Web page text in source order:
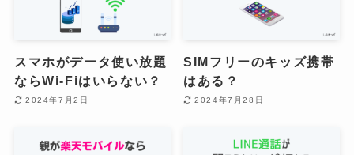
スマホがデータ使い放題
ならWi-Fiはいらない？
2024年7月2日
SIMフリーのキッズ携帯
はある？
2024年7月28日